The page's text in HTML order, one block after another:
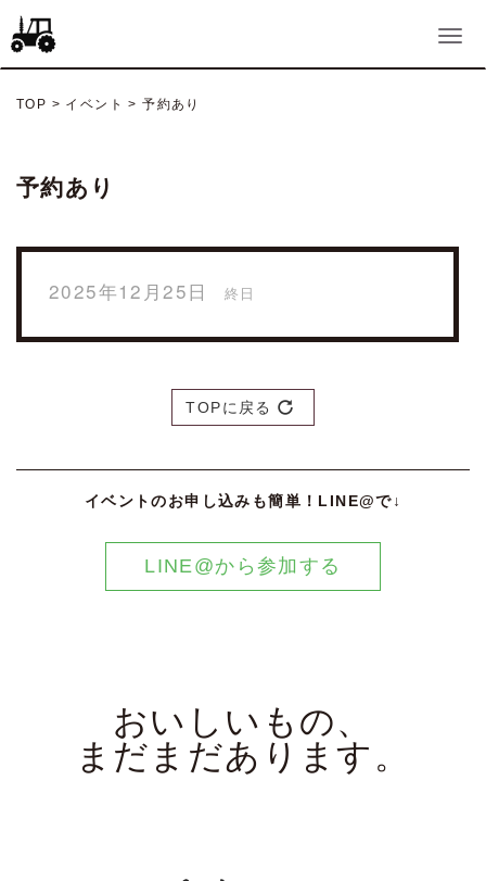
TOP > イベント >予約あり
予約あり
2025年12月25日 終日
TOPに戻る
イベントのお申し込みも簡単！LINE@で↓
LINE@から参加する
おいしいもの、
まだまだあります。